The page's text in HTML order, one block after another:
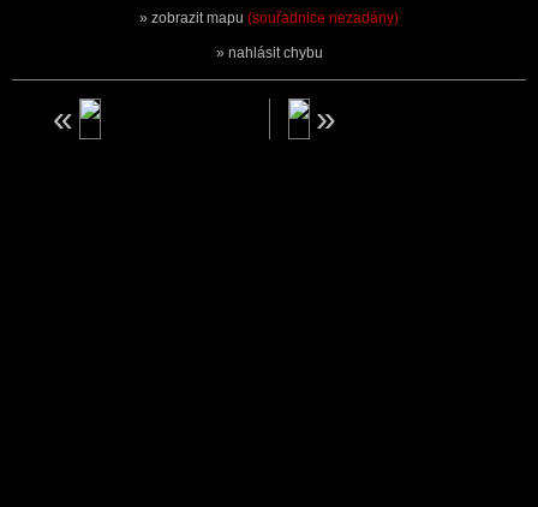
zobrazit mapu (souřadnice nezadány)
nahlásit chybu